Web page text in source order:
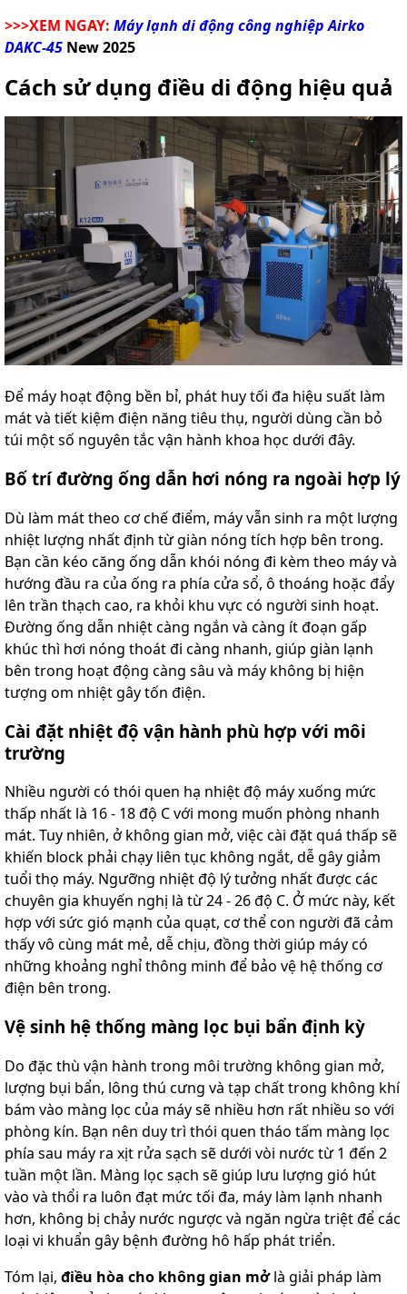
>>>XEM NGAY: Máy lạnh di động công nghiệp Airko
DAKC-45 New 2025
Cách sử dụng điều di động hiệu quả
Để máy hoạt động bền bỉ, phát huy tối đa hiệu suất làm
mát và tiết kiệm điện năng tiêu thụ, người dùng cần bỏ
túi một số nguyên tắc vận hành khoa học dưới đây.
Bố trí đường ống dẫn hơi nóng ra ngoài hợp lý
Dù làm mát theo cơ chế điểm, máy vẫn sinh ra một lượng
nhiệt lượng nhất định từ giàn nóng tích hợp bên trong.
Bạn cần kéo căng ống dẫn khói nóng đi kèm theo máy và
hướng đầu ra của ống ra phía cửa sổ, ô thoáng hoặc đẩy
lên trần thạch cao, ra khỏi khu vực có người sinh hoạt.
Đường ống dẫn nhiệt càng ngắn và càng ít đoạn gấp
khúc thì hơi nóng thoát đi càng nhanh, giúp giàn lạnh
bên trong hoạt động càng sâu và máy không bị hiện
tượng om nhiệt gây tốn điện.
Cài đặt nhiệt độ vận hành phù hợp với môi
trường
Nhiều người có thói quen hạ nhiệt độ máy xuống mức
thấp nhất là 16 - 18 độ C với mong muốn phòng nhanh
mát. Tuy nhiên, ở không gian mở, việc cài đặt quá thấp sẽ
khiến block phải chạy liên tục không ngắt, dễ gây giảm
tuổi thọ máy. Ngưỡng nhiệt độ lý tưởng nhất được các
chuyên gia khuyến nghị là từ 24 - 26 độ C. Ở mức này, kết
hợp với sức gió mạnh của quạt, cơ thể con người đã cảm
thấy vô cùng mát mẻ, dễ chịu, đồng thời giúp máy có
những khoảng nghỉ thông minh để bảo vệ hệ thống cơ
điện bên trong.
Vệ sinh hệ thống màng lọc bụi bẩn định kỳ
Do đặc thù vận hành trong môi trường không gian mở,
lượng bụi bẩn, lông thú cưng và tạp chất trong không khí
bám vào màng lọc của máy sẽ nhiều hơn rất nhiều so với
phòng kín. Bạn nên duy trì thói quen tháo tấm màng lọc
phía sau máy ra xịt rửa sạch sẽ dưới vòi nước từ 1 đến 2
tuần một lần. Màng lọc sạch sẽ giúp lưu lượng gió hút
vào và thổi ra luôn đạt mức tối đa, máy làm lạnh nhanh
hơn, không bị chảy nước ngược và ngăn ngừa triệt để các
loại vi khuẩn gây bệnh đường hô hấp phát triển.
Tóm lại, điều hòa cho không gian mởlà giải pháp làm